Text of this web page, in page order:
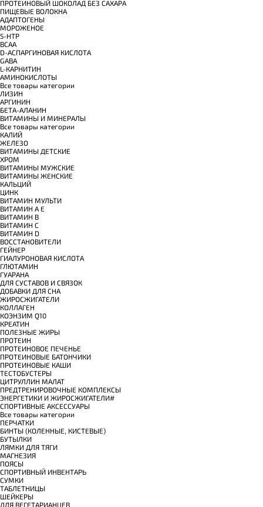
ПРОТЕИНОВЫЙ ШОКОЛАД БЕЗ САХАРА
ПИЩЕВЫЕ ВОЛОКНА
АДАПТОГЕНЫ
МОРОЖЕНОЕ
5-HTP
BCAA
D-АСПАРГИНОВАЯ КИСЛОТА
GABA
L-КАРНИТИН
АМИНОКИСЛОТЫ
Все товары категории
ЛИЗИН
АРГИНИН
БЕТА-АЛАНИН
ВИТАМИНЫ И МИНЕРАЛЫ
Все товары категории
КАЛИЙ
ЖЕЛЕЗО
ВИТАМИНЫ ДЕТСКИЕ
ХРОМ
ВИТАМИНЫ МУЖСКИЕ
ВИТАМИНЫ ЖЕНСКИЕ
КАЛЬЦИЙ
ЦИНК
ВИТАМИН МУЛЬТИ
ВИТАМИН A E
ВИТАМИН B
ВИТАМИН C
ВИТАМИН D
ВОССТАНОВИТЕЛИ
ГЕЙНЕР
ГИАЛУРОНОВАЯ КИСЛОТА
ГЛЮТАМИН
ГУАРАНА
ДЛЯ СУСТАВОВ И СВЯЗОК
ДОБАВКИ ДЛЯ СНА
ЖИРОСЖИГАТЕЛИ
КОЛЛАГЕН
КОЭНЗИМ Q10
КРЕАТИН
ПОЛЕЗНЫЕ ЖИРЫ
ПРОТЕИН
ПРОТЕИНОВОЕ ПЕЧЕНЬЕ
ПРОТЕИНОВЫЕ БАТОНЧИКИ
ПРОТЕИНОВЫЕ КАШИ
ТЕСТОБУСТЕРЫ
ЦИТРУЛЛИН МАЛАТ
ПРЕДТРЕНИРОВОЧНЫЕ КОМПЛЕКСЫ
ЭНЕРГЕТИКИ И ЖИРОСЖИГАТЕЛИ#
СПОРТИВНЫЕ АКСЕССУАРЫ
Все товары категории
ПЕРЧАТКИ
БИНТЫ (КОЛЕННЫЕ, КИСТЕВЫЕ)
БУТЫЛКИ
ЛЯМКИ ДЛЯ ТЯГИ
МАГНЕЗИЯ
ПОЯСЫ
СПОРТИВНЫЙ ИНВЕНТАРЬ
СУМКИ
ТАБЛЕТНИЦЫ
ШЕЙКЕРЫ
ДЛЯ ВЕГЕТАРИАНЦЕВ